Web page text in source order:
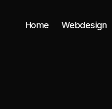
Home Webdesign